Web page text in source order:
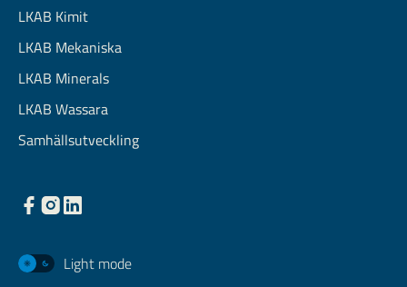
LKAB Kimit
LKAB Mekaniska
LKAB Minerals
LKAB Wassara
Samhällsutveckling
Light mode